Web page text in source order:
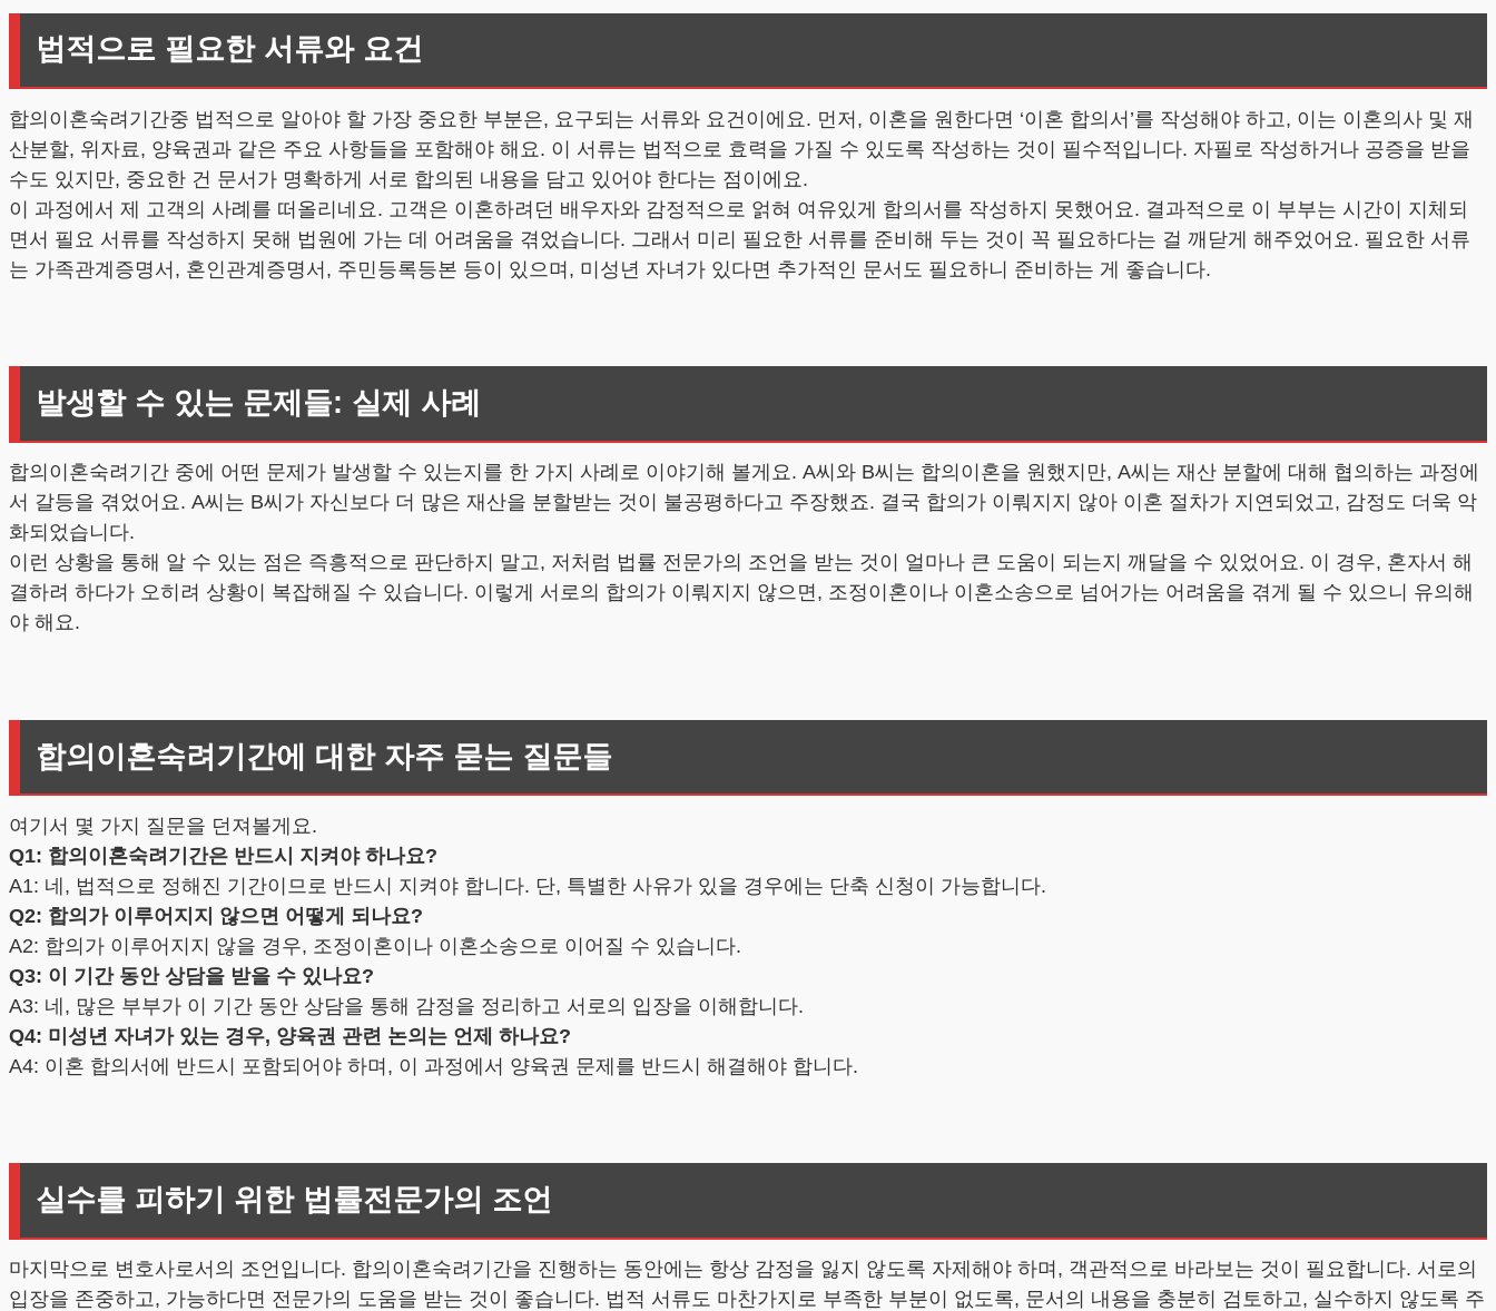
법적으로 필요한 서류와 요건
합의이혼숙려기간중 법적으로 알아야 할 가장 중요한 부분은, 요구되는 서류와 요건이에요. 먼저, 이혼을 원한다면 ‘이혼 합의서’를 작성해야 하고, 이는 이혼의사 및 재
산분할, 위자료, 양육권과 같은 주요 사항들을 포함해야 해요. 이 서류는 법적으로 효력을 가질 수 있도록 작성하는 것이 필수적입니다. 자필로 작성하거나 공증을 받을
수도 있지만, 중요한 건 문서가 명확하게 서로 합의된 내용을 담고 있어야 한다는 점이에요.
이 과정에서 제 고객의 사례를 떠올리네요. 고객은 이혼하려던 배우자와 감정적으로 얽혀 여유있게 합의서를 작성하지 못했어요. 결과적으로 이 부부는 시간이 지체되
면서 필요 서류를 작성하지 못해 법원에 가는 데 어려움을 겪었습니다. 그래서 미리 필요한 서류를 준비해 두는 것이 꼭 필요하다는 걸 깨닫게 해주었어요. 필요한 서류
는 가족관계증명서, 혼인관계증명서, 주민등록등본 등이 있으며, 미성년 자녀가 있다면 추가적인 문서도 필요하니 준비하는 게 좋습니다.
발생할 수 있는 문제들: 실제 사례
합의이혼숙려기간 중에 어떤 문제가 발생할 수 있는지를 한 가지 사례로 이야기해 볼게요. A씨와 B씨는 합의이혼을 원했지만, A씨는 재산 분할에 대해 협의하는 과정에
서 갈등을 겪었어요. A씨는 B씨가 자신보다 더 많은 재산을 분할받는 것이 불공평하다고 주장했죠. 결국 합의가 이뤄지지 않아 이혼 절차가 지연되었고, 감정도 더욱 악
화되었습니다.
이런 상황을 통해 알 수 있는 점은 즉흥적으로 판단하지 말고, 저처럼 법률 전문가의 조언을 받는 것이 얼마나 큰 도움이 되는지 깨달을 수 있었어요. 이 경우, 혼자서 해
결하려 하다가 오히려 상황이 복잡해질 수 있습니다. 이렇게 서로의 합의가 이뤄지지 않으면, 조정이혼이나 이혼소송으로 넘어가는 어려움을 겪게 될 수 있으니 유의해
야 해요.
합의이혼숙려기간에 대한 자주 묻는 질문들
여기서 몇 가지 질문을 던져볼게요.
Q1: 합의이혼숙려기간은 반드시 지켜야 하나요?
A1: 네, 법적으로 정해진 기간이므로 반드시 지켜야 합니다. 단, 특별한 사유가 있을 경우에는 단축 신청이 가능합니다.
Q2: 합의가 이루어지지 않으면 어떻게 되나요?
A2: 합의가 이루어지지 않을 경우, 조정이혼이나 이혼소송으로 이어질 수 있습니다.
Q3: 이 기간 동안 상담을 받을 수 있나요?
A3: 네, 많은 부부가 이 기간 동안 상담을 통해 감정을 정리하고 서로의 입장을 이해합니다.
Q4: 미성년 자녀가 있는 경우, 양육권 관련 논의는 언제 하나요?
A4: 이혼 합의서에 반드시 포함되어야 하며, 이 과정에서 양육권 문제를 반드시 해결해야 합니다.
실수를 피하기 위한 법률전문가의 조언
마지막으로 변호사로서의 조언입니다. 합의이혼숙려기간을 진행하는 동안에는 항상 감정을 잃지 않도록 자제해야 하며, 객관적으로 바라보는 것이 필요합니다. 서로의
입장을 존중하고, 가능하다면 전문가의 도움을 받는 것이 좋습니다. 법적 서류도 마찬가지로 부족한 부분이 없도록, 문서의 내용을 충분히 검토하고, 실수하지 않도록 주